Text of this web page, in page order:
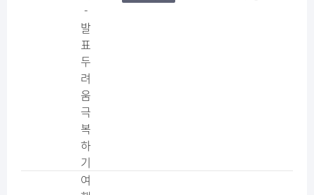
-
발
표
두
려
움
극
복
하
기
여